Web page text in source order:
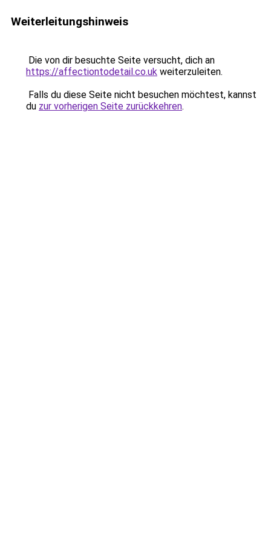
Weiterleitungshinweis
Die von dir besuchte Seite versucht, dich an
https://affectiontodetail.co.uk weiterzuleiten.
Falls du diese Seite nicht besuchen möchtest, kannst
du zur vorherigen Seite zurückkehren.